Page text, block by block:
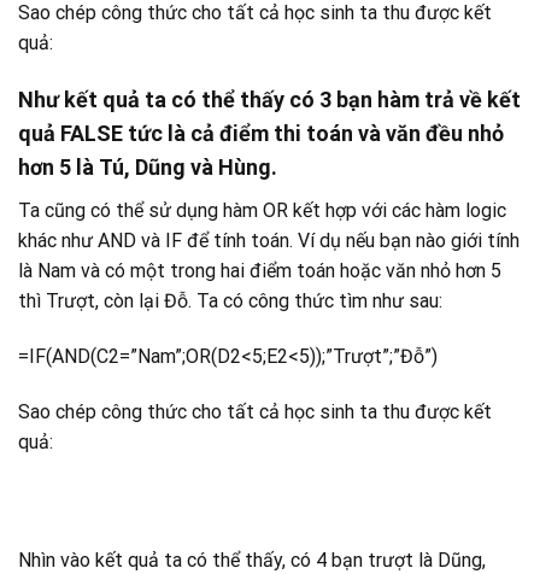
Sao chép công thức cho tất cả học sinh ta thu được kết
quả:
Như kết quả ta có thể thấy có 3 bạn hàm trả về kết
quả FALSE tức là cả điểm thi toán và văn đều nhỏ
hơn 5 là Tú, Dũng và Hùng.
Ta cũng có thể sử dụng hàm OR kết hợp với các hàm logic
khác như AND và IF để tính toán. Ví dụ nếu bạn nào giới tính
là Nam và có một trong hai điểm toán hoặc văn nhỏ hơn 5
thì Trượt, còn lại Đỗ. Ta có công thức tìm như sau:
=IF(AND(C2=”Nam”;OR(D2<5;E2<5));”Trượt”;”Đỗ”)
Sao chép công thức cho tất cả học sinh ta thu được kết
quả:
Nhìn vào kết quả ta có thể thấy, có 4 bạn trượt là Dũng,